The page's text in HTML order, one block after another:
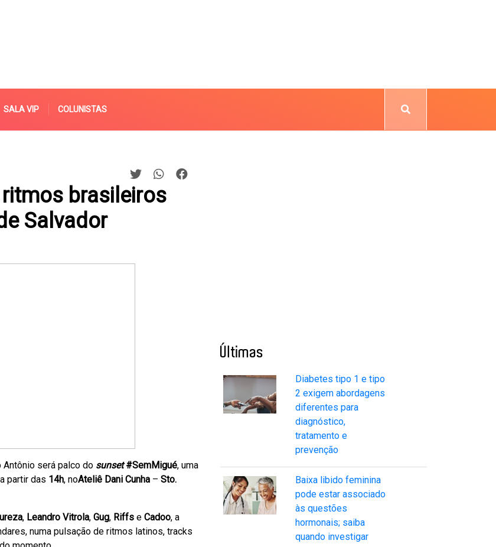
SALA VIP COLUNISTAS
brasileiros
Salvador
Antônio será palco do sunset#SemMigué, uma
partir das 14h, noAteliê Dani Cunha – Sto.
, Leandro Vitrola, Gug, Riffs e Cadoo, a
numa pulsação de ritmos latinos, tracks
Últimas
Diabetes tipo 1 e tipo
2 exigem abordagens
diferentes para
diagnóstico,
tratamento e
prevenção
Baixa libido feminina
pode estar associado
às questões
hormonais; saiba
quando investigar